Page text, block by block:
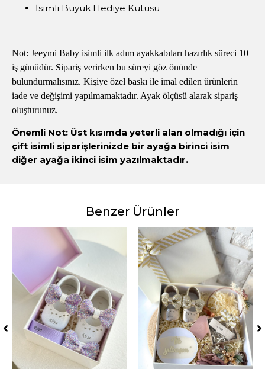
İsimli Büyük Hediye Kutusu
Not: Jeeymi Baby isimli ilk adım ayakkabıları hazırlık süreci 10
iş günüdür. Sipariş verirken bu süreyi göz önünde
bulundurmalısınız. Kişiye özel baskı ile imal edilen ürünlerin
iade ve değişimi yapılmamaktadır. Ayak ölçüsü alarak sipariş
oluşturunuz.
Önemli Not: Üst kısımda yeterli alan olmadığı için
çift isimli siparişlerinizde bir ayağa birinci isim
diğer ayağa ikinci isim yazılmaktadır.
Benzer Ürünler